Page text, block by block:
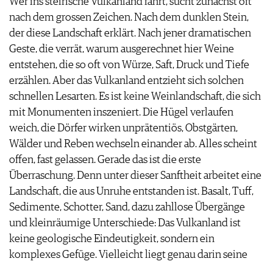
nach dem grossen Zeichen. Nach dem dunklen Stein,
der diese Landschaft erklärt. Nach jener dramatischen
Geste, die verrät, warum ausgerechnet hier Weine
entstehen, die so oft von Würze, Saft, Druck und Tiefe
erzählen. Aber das Vulkanland entzieht sich solchen
schnellen Lesarten. Es ist keine Weinlandschaft, die sich
mit Monumenten inszeniert. Die Hügel verlaufen
weich, die Dörfer wirken unprätentiös, Obstgärten,
Wälder und Reben wechseln einander ab. Alles scheint
offen, fast gelassen. Gerade das ist die erste
Überraschung. Denn unter dieser Sanftheit arbeitet eine
Landschaft, die aus Unruhe entstanden ist. Basalt, Tuff,
Sedimente, Schotter, Sand, dazu zahllose Übergänge
und kleinräumige Unterschiede: Das Vulkanland ist
keine geologische Eindeutigkeit, sondern ein
komplexes Gefüge. Vielleicht liegt genau darin seine